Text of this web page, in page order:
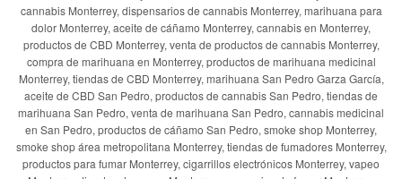
cannabis Monterrey, dispensarios de cannabis Monterrey, marihuana para
dolor Monterrey, aceite de cáñamo Monterrey, cannabis en Monterrey,
productos de CBD Monterrey, venta de productos de cannabis Monterrey,
compra de marihuana en Monterrey, productos de marihuana medicinal
Monterrey, tiendas de CBD Monterrey, marihuana San Pedro Garza García,
aceite de CBD San Pedro, productos de cannabis San Pedro, tiendas de
marihuana San Pedro, venta de marihuana San Pedro, cannabis medicinal
en San Pedro, productos de cáñamo San Pedro, smoke shop Monterrey,
smoke shop área metropolitana Monterrey, tiendas de fumadores Monterrey,
productos para fumar Monterrey, cigarrillos electrónicos Monterrey, vapeo